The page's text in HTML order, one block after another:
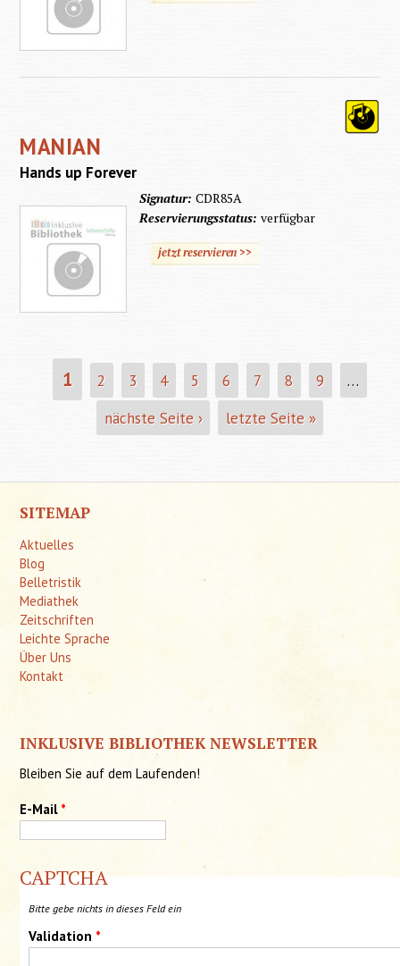
MANIAN
Hands up Forever
Signatur:CDR85A
Reservierungsstatus:verfügbar
jetzt reservieren >>
SEITEN
1 2 3 4 5 6 7 8 9
…
nächste Seite ›
letzte Seite »
SITEMAP
Aktuelles
Blog
Belletristik
Mediathek
Zeitschriften
Leichte Sprache
Über Uns
Kontakt
INKLUSIVE BIBLIOTHEK NEWSLETTER
Bleiben Sie auf dem Laufenden!
E-Mail *
CAPTCHA
Bitte gebe nichts in dieses Feld ein
Validation *